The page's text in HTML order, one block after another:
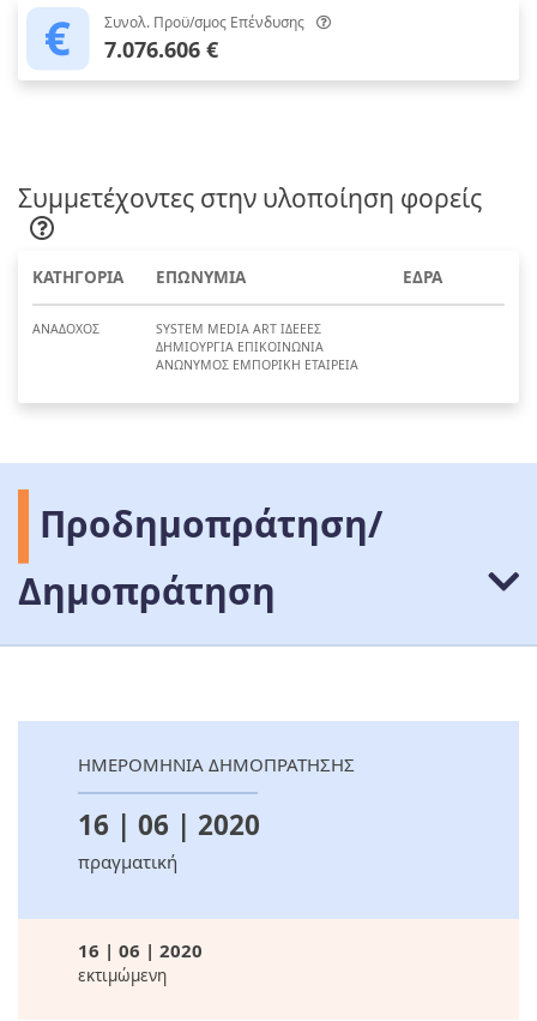
Συνολ. Προϋ/σμος Επένδυσης
7.076.606 €
Συμμετέχοντες στην υλοποίηση φορείς
ΚΑΤΗΓΟΡΙΑ ΕΠΩΝΥΜΙΑ ΕΔΡΑ
ΑΝΑΔΟΧΟΣ
SYSTEM MEDIA ART ΙΔΕΕΕΣ
ΔΗΜΙΟΥΡΓΙΑ ΕΠΙΚΟΙΝΩΝΙΑ
ΑΝΩΝΥΜΟΣ ΕΜΠΟΡΙΚΗ ΕΤΑΙΡΕΙΑ
Προδημοπράτηση/
Δημοπράτηση
ΗΜΕΡΟΜΗΝΙΑ ΔΗΜΟΠΡΑΤΗΣΗΣ
16 | 06 | 2020
πραγματική
16 | 06 | 2020
εκτιμώμενη